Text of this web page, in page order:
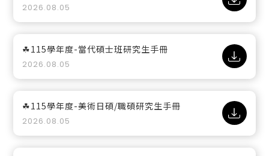
2026.08.05
☘115學年度-當代碩士班研究生手冊
2026.08.05
☘115學年度-美術日碩/職碩研究生手冊
2026.08.05